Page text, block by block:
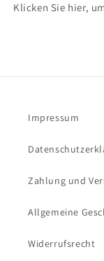
Klicken Sie hier,
Impressum
Zahlung und
Allgemeine
Widerrufsrecht